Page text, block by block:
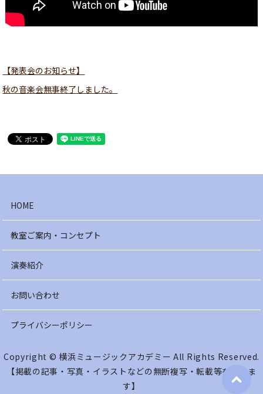
【発表会のお知らせ】
秋の音楽会無事終了しました。
HOME
教室ご案内・コンセプト
演奏紹介
お問い合わせ
プライバシーポリシー
Copyright © 横浜ミュージックアカデミー All Rights Reserved.
【掲載の記事・写真・イラストなどの無断複写・転載等を禁じま
す】